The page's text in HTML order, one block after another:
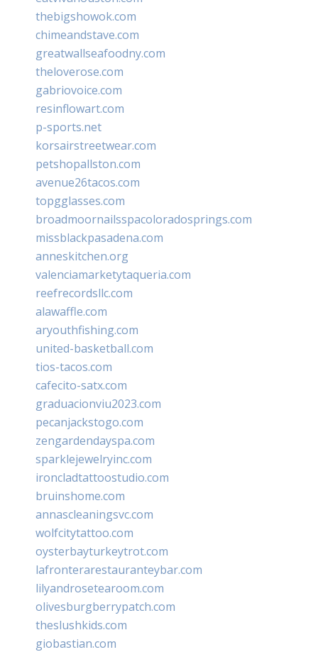
thebigshowok.com
chimeandstave.com
greatwallseafoodny.com
theloverose.com
gabriovoice.com
resinflowart.com
p-sports.net
korsairstreetwear.com
petshopallston.com
avenue26tacos.com
topgglasses.com
broadmoornailsspacoloradosprings.com
missblackpasadena.com
anneskitchen.org
valenciamarketytaqueria.com
reefrecordsllc.com
alawaffle.com
aryouthfishing.com
united-basketball.com
tios-tacos.com
cafecito-satx.com
graduacionviu2023.com
pecanjackstogo.com
zengardendayspa.com
sparklejewelryinc.com
ironcladtattoostudio.com
bruinshome.com
annascleaningsvc.com
wolfcitytattoo.com
oysterbayturkeytrot.com
lafronterarestauranteybar.com
lilyandrosetearoom.com
olivesburgberrypatch.com
theslushkids.com
giobastian.com